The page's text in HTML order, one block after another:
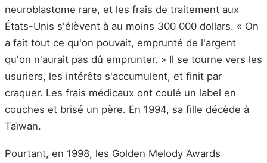
neuroblastome rare, et les frais de traitement aux
États-Unis s'élèvent à au moins 300 000 dollars. « On
a fait tout ce qu'on pouvait, emprunté de l'argent
qu'on n'aurait pas dû emprunter. » Il se tourne vers les
usuriers, les intérêts s'accumulent, et finit par
craquer. Les frais médicaux ont coulé un label en
couches et brisé un père. En 1994, sa fille décède à
Taïwan.
Pourtant, en 1998, les Golden Melody Awards